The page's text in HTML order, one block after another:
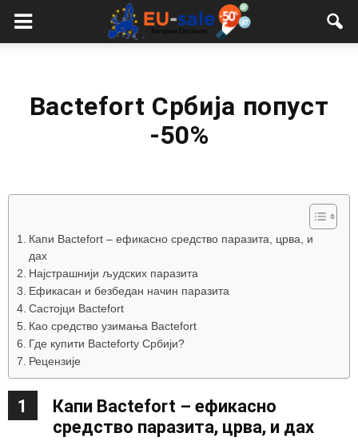
European
Bactefort Србија попуст
-50%
Капи Bactefort – ефикасно средство паразита, црва, и
дах
Најстрашнији људских паразита
Ефикасан и безбедан начин паразита
Састојци Bactefort
Као средство узимања Bactefort
Где купити Bactefortу Србији?
Рецензије
1
Капи Bactefort – ефикасно
средство паразита, црва, и дах